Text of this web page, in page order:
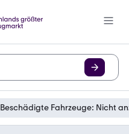
Beschädigte Fahrzeuge: Nicht